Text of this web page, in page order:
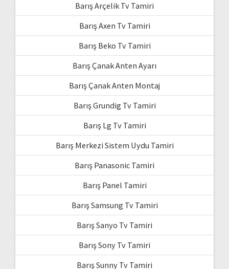
Barış Arçelik Tv Tamiri
Barış Axen Tv Tamiri
Barış Beko Tv Tamiri
Barış Çanak Anten Ayarı
Barış Çanak Anten Montaj
Barış Grundig Tv Tamiri
Barış Lg Tv Tamiri
Barış Merkezi Sistem Uydu Tamiri
Barış Panasonic Tamiri
Barış Panel Tamiri
Barış Samsung Tv Tamiri
Barış Sanyo Tv Tamiri
Barış Sony Tv Tamiri
Barış Sunny Tv Tamiri